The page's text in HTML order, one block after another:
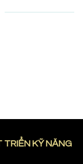
TRIỂN KỸ NĂNG